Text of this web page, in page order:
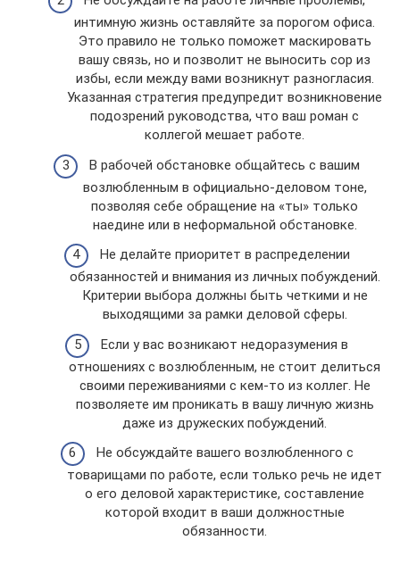
интимную жизнь оставляйте за порогом офиса.
Это правило не только поможет маскировать
вашу связь, но и позволит не выносить сор из
избы, если между вами возникнут разногласия.
Указанная стратегия предупредит возникновение
подозрений руководства, что ваш роман с
коллегой мешает работе.
В рабочей обстановке общайтесь с вашим
возлюбленным в официально-деловом тоне,
позволяя себе обращение на «ты» только
наедине или в неформальной обстановке.
Не делайте приоритет в распределении
обязанностей и внимания из личных побуждений.
Критерии выбора должны быть четкими и не
выходящими за рамки деловой сферы.
Если у вас возникают недоразумения в
отношениях с возлюбленным, не стоит делиться
своими переживаниями с кем-то из коллег. Не
позволяете им проникать в вашу личную жизнь
даже из дружеских побуждений.
Не обсуждайте вашего возлюбленного с
товарищами по работе, если только речь не идет
о его деловой характеристике, составление
которой входит в ваши должностные
обязанности.